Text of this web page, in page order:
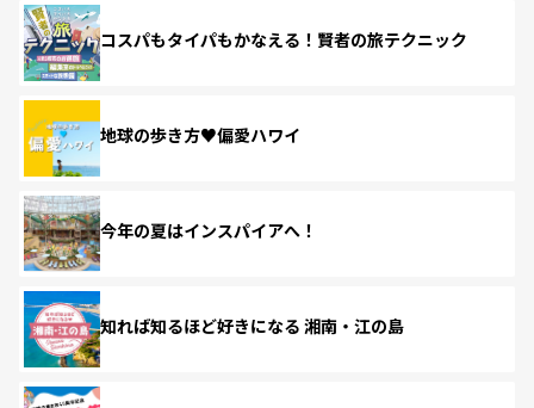
コスパもタイパもかなえる！賢者の旅テクニック
地球の歩き方♥偏愛ハワイ
今年の夏はインスパイアへ！
知れば知るほど好きになる 湘南・江の島